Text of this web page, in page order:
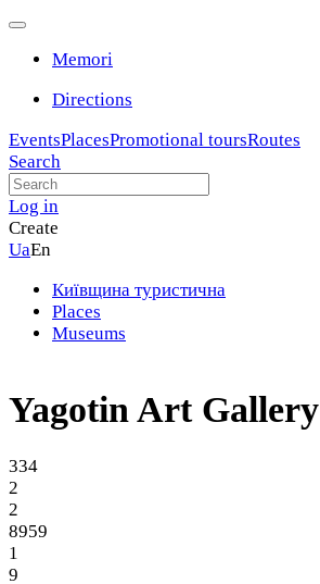
Memori
Directions
EventsPlacesPromotional toursRoutes
Search
Log in
Create
UaEn
Київщина туристична
Places
Museums
Yagotin Art Gallery
334
2
2
8959
1
9